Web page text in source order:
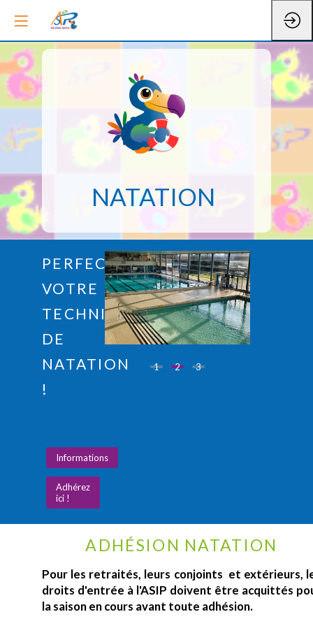
NATATION
PERFECTIONNEZ
VOTRE
TECHNIQUE
DE
NATATION
!
Informations
Adhérez
ici !
1 2 3
ADHÉSION NATATION
Pour les retraités, leurs conjoints et extérieurs,
droits d'entrée à l'ASIP doivent être acquittés
la saison en cours avant toute adhésion.